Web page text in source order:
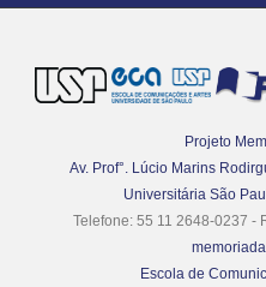
Projeto
Av. Prof°. Lúcio Marins
Universitária São
Telefone: 55 11 2648-0237 -
Escola de